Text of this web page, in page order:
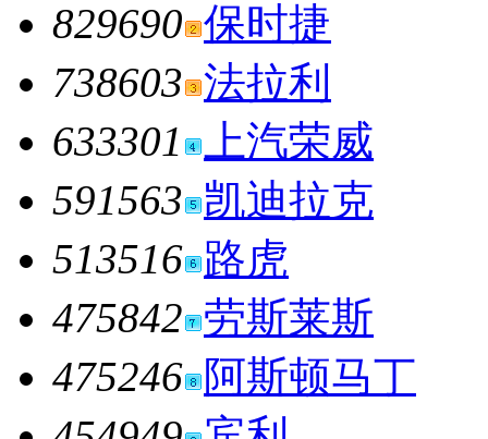
829690 保时捷
738603 法拉利
633301
上汽荣威
591563 凯迪拉克
513516 路虎
475842 劳斯莱斯
475246 阿斯顿马丁